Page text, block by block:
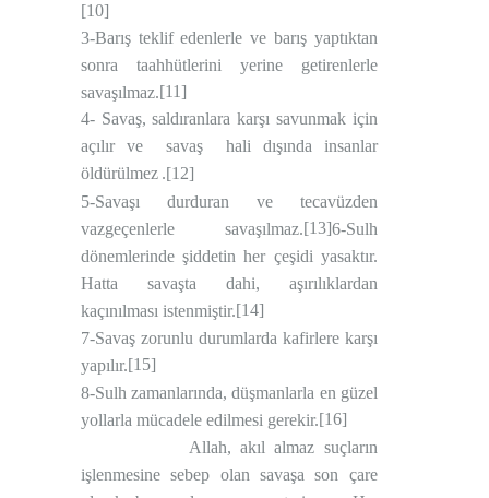
[10]
3-Barış teklif edenlerle ve barış yaptıktan
sonra taahhütlerini yerine getirenlerle
savaşılmaz.[11]
4- Savaş, saldıranlara karşı savunmak için
açılır ve
savaş
hali dışında insanlar
öldürülmez .[12]
5-Savaşı durduran ve tecavüzden
vazgeçenlerle savaşılmaz.[13]6-Sulh
dönemlerinde şiddetin her çeşidi yasaktır.
Hatta savaşta dahi, aşırılıklardan
kaçınılması istenmiştir.[14]
7-Savaş zorunlu durumlarda kafirlere karşı
yapılır.[15]
8-Sulh zamanlarında, düşmanlarla en güzel
yollarla mücadele edilmesi gerekir.[16]
Allah, akıl almaz suçların
işlenmesine sebep olan savaşa son çare